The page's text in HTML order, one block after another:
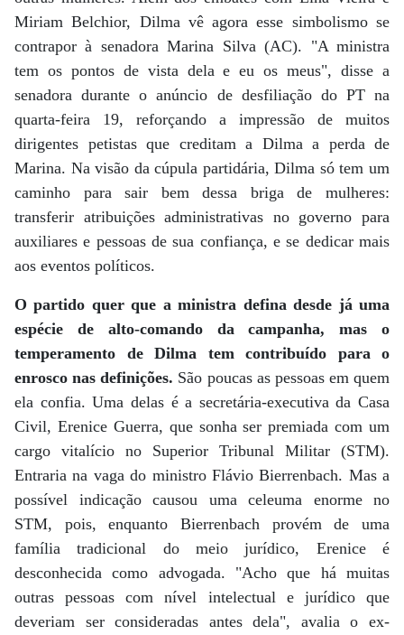
Miriam Belchior, Dilma vê agora esse simbolismo se
contrapor à senadora Marina Silva (AC). "A ministra
tem os pontos de vista dela e eu os meus", disse a
senadora durante o anúncio de desfiliação do PT na
quarta-feira 19, reforçando a impressão de muitos
dirigentes petistas que creditam a Dilma a perda de
Marina. Na visão da cúpula partidária, Dilma só tem um
caminho para sair bem dessa briga de mulheres:
transferir atribuições administrativas no governo para
auxiliares e pessoas de sua confiança, e se dedicar mais
aos eventos políticos.
O partido quer que a ministra defina desde já uma
espécie de alto-comando da campanha, mas o
temperamento de Dilma tem contribuído para o
enrosco nas definições. São poucas as pessoas em quem
ela confia. Uma delas é a secretária-executiva da Casa
Civil, Erenice Guerra, que sonha ser premiada com um
cargo vitalício no Superior Tribunal Militar (STM).
Entraria na vaga do ministro Flávio Bierrenbach. Mas a
possível indicação causou uma celeuma enorme no
STM, pois, enquanto Bierrenbach provém de uma
família tradicional do meio jurídico, Erenice é
desconhecida como advogada. "Acho que há muitas
outras pessoas com nível intelectual e jurídico que
deveriam ser consideradas antes dela", avalia o ex-